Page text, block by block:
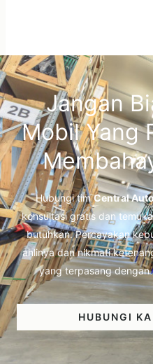
Jangan
Mobil Yang
Hubungi timCentral
konsultasi gratis dan
butuhkan. Percayakan
ahlinya dan nikmati
yang terpasang dengan
HUBUNGI